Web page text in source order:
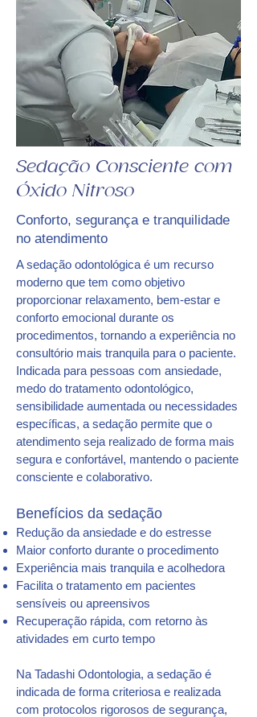
Sedação Consciente com
Óxido Nitroso
Conforto, segurança e tranquilidade
no atendimento
A sedação odontológica é um recurso
moderno que tem como objetivo
proporcionar relaxamento, bem-estar e
conforto emocional durante os
procedimentos, tornando a experiência no
consultório mais tranquila para o paciente.
Indicada para pessoas com ansiedade,
medo do tratamento odontológico,
sensibilidade aumentada ou necessidades
específicas, a sedação permite que o
atendimento seja realizado de forma mais
segura e confortável, mantendo o paciente
consciente e colaborativo.
Benefícios da sedação
Redução da ansiedade e do estresse
Maior conforto durante o procedimento
Experiência mais tranquila e acolhedora
Facilita o tratamento em pacientes
sensíveis ou apreensivos
Recuperação rápida, com retorno às
atividades em curto tempo
Na Tadashi Odontologia, a sedação é
indicada de forma criteriosa e realizada
com protocolos rigorosos de segurança,